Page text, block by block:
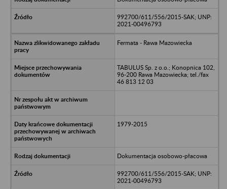
992700/611/556/2015-SAK; UNP:
2021-00496793
Fermata - Rawa Mazowiecka
TABULUS Sp. z o.o.; Konopnica 102,
96-200 Rawa Mazowiecka; tel./fax
46 813 12 03
1979-2015
Dokumentacja osobowo-płacowa
992700/611/556/2015-SAK; UNP:
2021-00496793